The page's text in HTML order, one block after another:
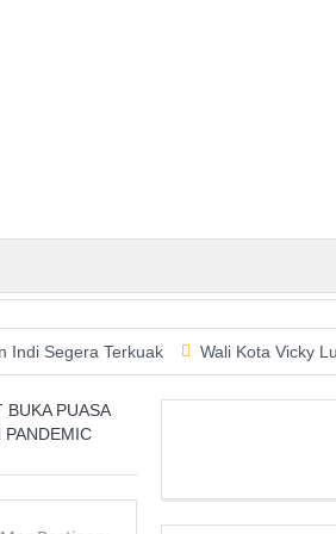
Terkuak Wali Kota Vicky Lumentut
BUKA PUASA